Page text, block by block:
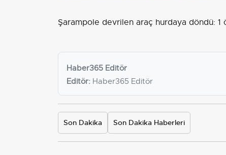
Şarampole devrilen araç hurdaya döndü: 1
Haber365 Editör
Editör: Haber365 Editör
Son Dakika Son Dakika Haberleri